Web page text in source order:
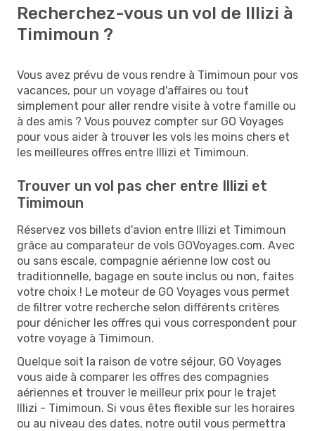
Recherchez-vous un vol de Illizi à
Timimoun ?
Vous avez prévu de vous rendre à Timimoun pour vos
vacances, pour un voyage d'affaires ou tout
simplement pour aller rendre visite à votre famille ou
à des amis ? Vous pouvez compter sur GO Voyages
pour vous aider à trouver les vols les moins chers et
les meilleures offres entre Illizi et Timimoun.
Trouver un vol pas cher entre Illizi et
Timimoun
Réservez vos billets d'avion entre Illizi et Timimoun
grâce au comparateur de vols GOVoyages.com. Avec
ou sans escale, compagnie aérienne low cost ou
traditionnelle, bagage en soute inclus ou non, faites
votre choix ! Le moteur de GO Voyages vous permet
de filtrer votre recherche selon différents critères
pour dénicher les offres qui vous correspondent pour
votre voyage à Timimoun.
Quelque soit la raison de votre séjour, GO Voyages
vous aide à comparer les offres des compagnies
aériennes et trouver le meilleur prix pour le trajet
Illizi - Timimoun. Si vous êtes flexible sur les horaires
ou au niveau des dates, notre outil vous permettra